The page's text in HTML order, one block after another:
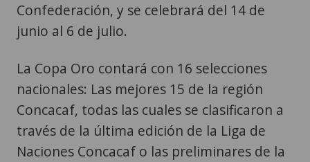
Confederación, y se celebrará del 14 de
junio al 6 de julio.
La Copa Oro contará con 16 selecciones
nacionales: Las mejores 15 de la región
Concacaf, todas las cuales se clasificaron a
través de la última edición de la Liga de
Naciones Concacaf o las preliminares de la